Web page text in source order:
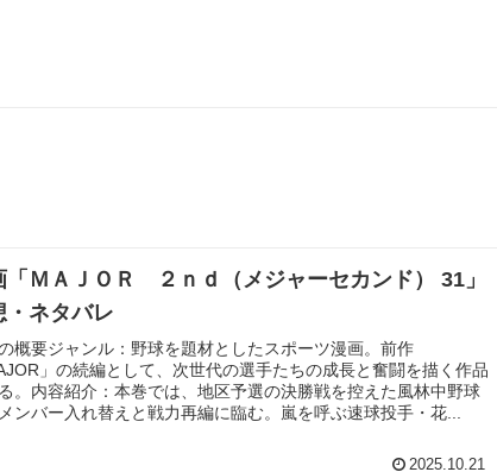
「ＭＡＪＯＲ ２ｎｄ（メジャーセカンド） 31」
・ネタバレ
概要ジャンル：野球を題材としたスポーツ漫画。前作
」の続編として、次世代の選手たちの成長と奮闘を描く作品
。内容紹介：本巻では、地区予選の決勝戦を控えた風林中野球
ンバー入れ替えと戦力再編に臨む。嵐を呼ぶ速球投手・花...
2025.10.21